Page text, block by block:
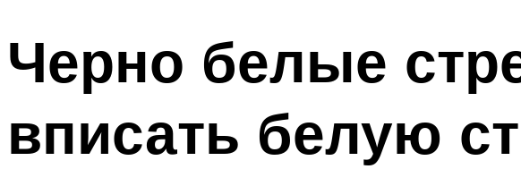
Черно белые
вписать белую